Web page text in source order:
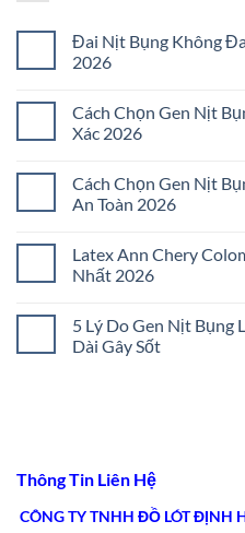
Đai Nịt Bụng Không
2026
bình
luận
ở
Bụng
Không
Đau
Quyết
Chọn
Cách Chọn Gen Nịt
Xác 2026
bình
luận
ở
Gen
Nịt
Bụng
5
Bước
Chuẩn
Cách Chọn Gen Nịt
An Toàn 2026
bình
luận
ở
Gen
Nịt
Bụng
2026
Latex Ann Chery
Nhất 2026
bình
luận
ở
Eo
Nhất
2026
5 Lý Do Gen Nịt Bụng
Dài Gây Sốt
Gen
Bụng
Latex
Thông Tin Liên Hệ
CÔNG TY TNHH ĐỒ LÓT ĐỊNH